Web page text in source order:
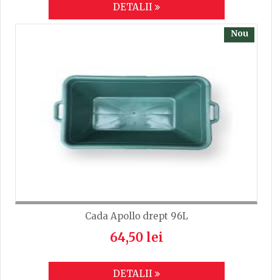
DETALII
Nou
Cada Apollo drept 96L
64,50 lei
DETALII